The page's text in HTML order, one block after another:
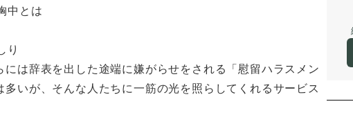
中とは
り
は辞表を出した途端に嫌がらせをされる「慰留ハラスメン
いが、そんな人たちに一筋の光を照らしてくれるサービス